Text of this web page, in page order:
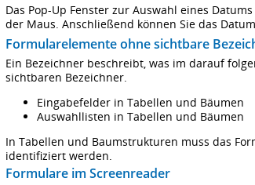
Das Pop-Up Fenster zur Auswahl eines
der Maus. Anschließend können Sie das
Formularelemente ohne sichtbare
Ein Bezeichner beschreibt, was im darauf
sichtbaren Bezeichner.
Eingabefelder in Tabellen und Bäumen
Auswahllisten in Tabellen und Bäumen
In Tabellen und Baumstrukturen muss das
identifiziert werden.
Formulare im Screenreader